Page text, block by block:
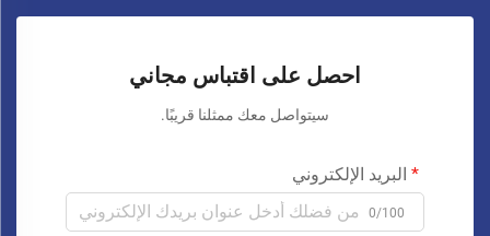
احصل على اقتباس مجاني
سيتواصل معك ممثلنا قريبًا.
البريد الإلكتروني
0/100